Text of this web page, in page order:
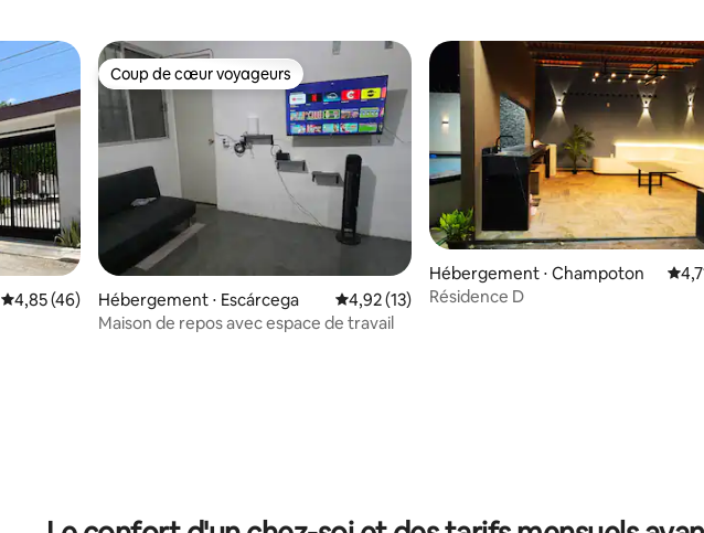
Évaluation moyenne sur la base de 46 commentaires : 4,85 sur 5
4,85 (46)
Coup de cœur voyageurs
Coup de cœur voyageurs
Hébergement ⋅ Escárcega Évaluation moyenne sur la base de 13
4,92 (13)
​Maison de repos avec espace de travail
Hébergement ⋅ Champoton
Résidence D